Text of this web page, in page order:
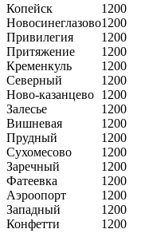
Копейск
1200
Новосинеглазово1200
Привилегия
1200
Притяжение
1200
Кременкуль
1200
Северный
1200
Ново-казанцево 1200
Залесье
1200
Вишневая
1200
Прудный
1200
Сухомесово
1200
Заречный
1200
Фатеевка
1200
Аэроопорт
1200
Западный
1200
Конфетти
1200